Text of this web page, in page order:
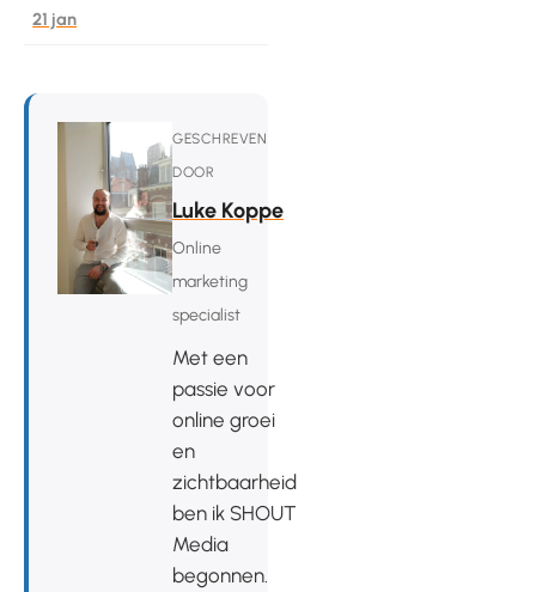
21 jan
GESCHREVEN
DOOR
Luke Koppe
Online
marketing
specialist
Met een
passie voor
online groei
en
zichtbaarheid
ben ik SHOUT
Media
begonnen.